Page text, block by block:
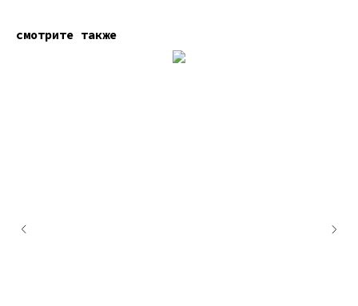
смотрите также